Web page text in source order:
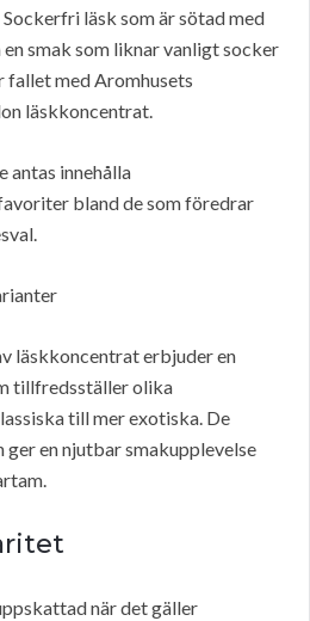
Sockerfri läsk som är sötad med
smak som liknar vanligt socker
fallet med Aromhusets
läskkoncentrat.
antas innehålla
bland de som föredrar
läskkoncentrat erbjuder en
tillfredsställer olika
till mer exotiska. De
en njutbar smakupplevelse
när det gäller